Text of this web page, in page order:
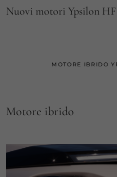
Nuovi motori Ypsilon
MOTORE IBRIDO
Motore ibrido